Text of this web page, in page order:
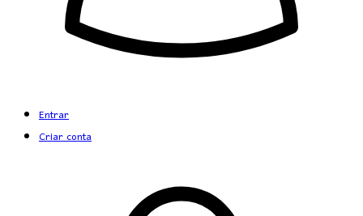
Entrar
Criar conta